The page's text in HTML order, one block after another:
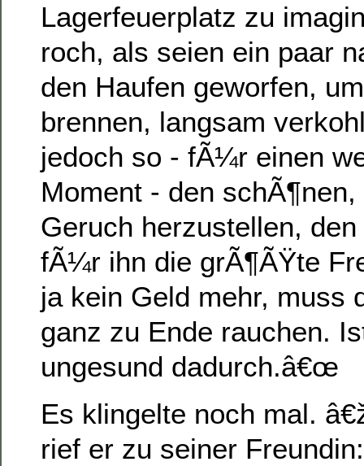
Lagerfeuerplatz zu
roch, als seien ein paar
den Haufen geworfen,
brennen, langsam
jedoch so - fÃ¼r einen
Moment - den
Geruch herzustellen,
fÃ¼r ihn die grÃ¶ÃŸte
ja kein Geld mehr, muss
ganz zu Ende rauchen.
ungesund dadurch.â€œ
Es klingelte noch mal.
rief er zu seiner